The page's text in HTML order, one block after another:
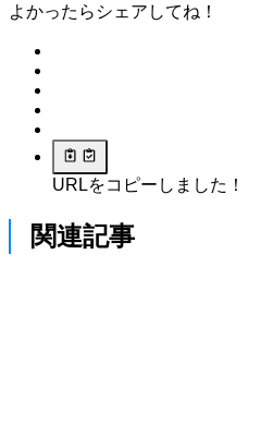
よかったらシェアしてね！
URLをコピーしました！
関連記事